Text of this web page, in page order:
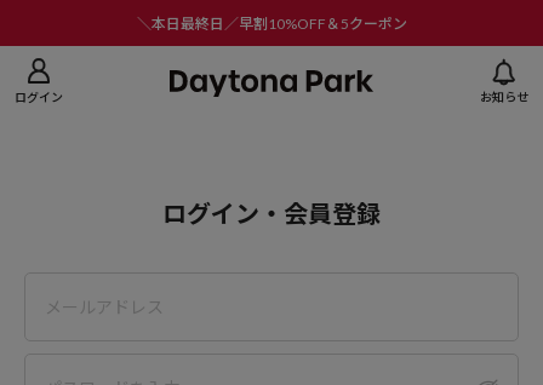
＼本日最終日／早割10%OFF＆5クーポン
ログイン お知らせ
ログイン・会員登録